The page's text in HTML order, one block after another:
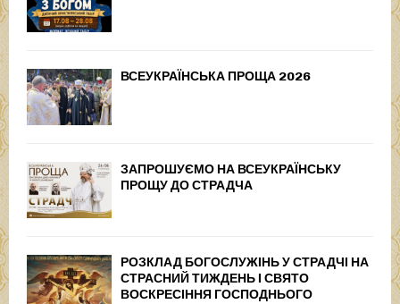
ВСЕУКРАЇНСЬКА ПРОЩА 2026
ЗАПРОШУЄМО НА ВСЕУКРАЇНСЬКУ
ПРОЩУ ДО СТРАДЧА
РОЗКЛАД БОГОСЛУЖІНЬ У СТРАДЧІ НА
СТРАСНИЙ ТИЖДЕНЬ І СВЯТО
ВОСКРЕСІННЯ ГОСПОДНЬОГО